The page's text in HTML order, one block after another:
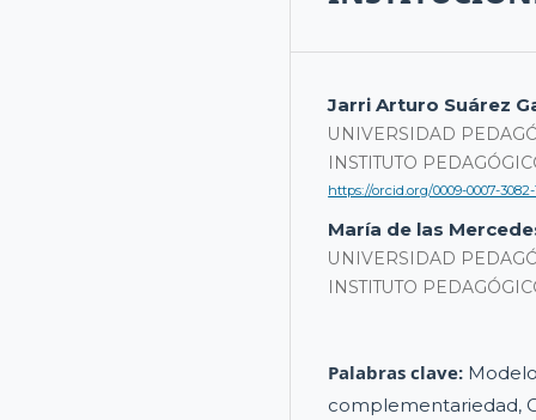
Jarri Arturo Suárez
UNIVERSIDAD
INSTITUTO
https://orcid.org/0009-0007-3082-
María de las
UNIVERSIDAD
INSTITUTO
Palabras clave:
complementariedad,